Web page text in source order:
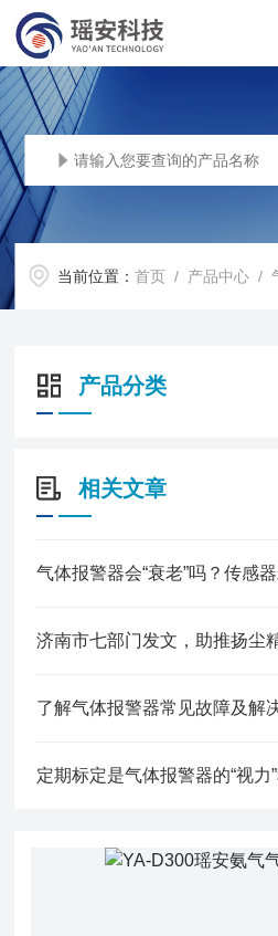
当前位置：首页 / 产品中心 /
产品分类
相关文章
气体报警器会“衰老”吗？传感
济南市七部门发文，助推扬尘
了解气体报警器常见故障及解
定期标定是气体报警器的“视力”